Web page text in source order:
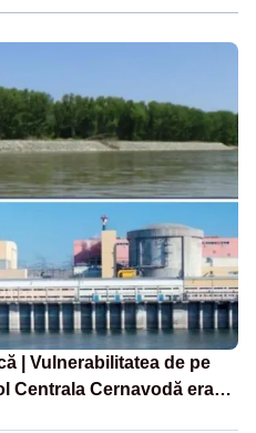
| Vulnerabilitatea de pe
Centrala Cernavodă era
Ceaușescu